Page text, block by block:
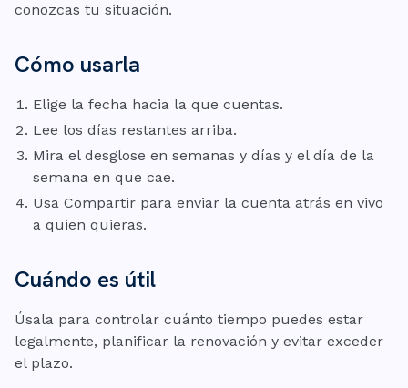
conozcas tu situación.
Cómo usarla
Elige la fecha hacia la que cuentas.
Lee los días restantes arriba.
Mira el desglose en semanas y días y el día de la
semana en que cae.
Usa Compartir para enviar la cuenta atrás en vivo
a quien quieras.
Cuándo es útil
Úsala para controlar cuánto tiempo puedes estar
legalmente, planificar la renovación y evitar exceder
el plazo.